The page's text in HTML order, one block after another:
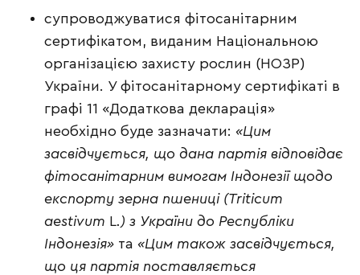
супроводжуватися фітосанітарним
сертифікатом, виданим Національною
організацією захисту рослин (НОЗР)
України. У фітосанітарному сертифікаті в
графі 11 «Додаткова декларація»
необхідно буде зазначати: «Цим
засвідчується, що дана партія відповідає
фітосанітарним вимогам Індонезії щодо
експорту зерна пшениці (Triticum
aestivum L.) з України до Республіки
Індонезія» та «Цим також засвідчується,
що ця партія поставляється